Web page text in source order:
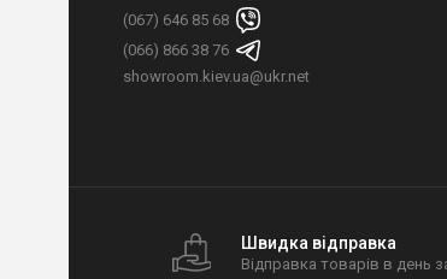
(067) 646 85 68
(066) 866 38 76
showroom.kiev.ua@ukr.net
Швидка відправка
Відправка товарів в день